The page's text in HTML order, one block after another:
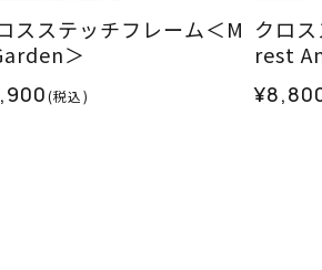
スステッチフレーム＜M
＞
(税込)
クロ
rest